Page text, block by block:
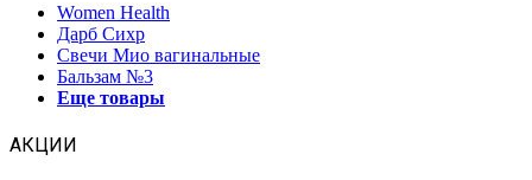
Women Health
Дарб Сихр
Свечи Мио вагинальные
Бальзам №3
Еще товары
АКЦИИ